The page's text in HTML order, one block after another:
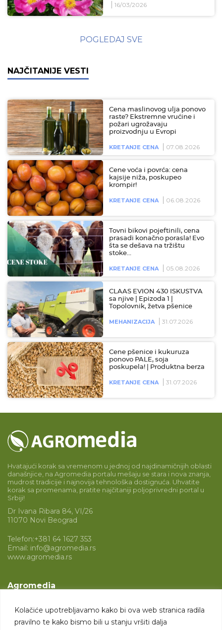
Kolačiće upotrebljavamo kako bi ova web stranica radila
pravilno te kako bismo bili u stanju vršiti dalja
16/03/2026
POGLEDAJ SVE
NAJČITANIJE VESTI
Cena maslinovog ulja ponovo
raste? Ekstremne vrućine i
požari ugrožavaju
proizvodnju u Evropi
KRETANJE CENA 07.08.2026
Cene voća i povrća: cena
kajsije niža, poskupeo
krompir!
KRETANJE CENA 06.08.2026
Tovni bikovi pojeftinili, cena
prasadi konačno porasla! Evo
šta se dešava na tržištu
stoke…
KRETANJE CENA 05.08.2026
CLAAS EVION 430 ISKUSTVA
sa njive | Epizoda 1 |
Topolovnik, žetva pšenice
MEHANIZACIJA 31.07.2026
Cene pšenice i kukuruza
ponovo PALE, soja
poskupela! | Produktna berza
KRETANJE CENA 31.07.2026
Hvatajući korak sa vremenom u jednoj od najdinamičnijih oblasti
današnjice, na Agromedia portalu mešaju se stara i nova znanja,
mudrost tradicije i najnovija tehnološka dostignuća. Uhvatite
korak sa promenama, pratite najčitaniji poljoprivredni portal u
Srbiji!
Dr Ivana Ribara 84, VI/26
11070 Novi Beograd
Telefon:+381 64 1627 353
Email: info@agromedia.rs
www.agromedia.rs
Agromedia
Svet poljoprivrede